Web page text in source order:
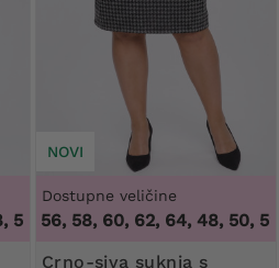
52, 54, 56, 58, 60, 62, 64
NOVI
Dostupne veličine
56, 58, 60, 62, 64, 48, 50, 52,
Crno-siva suknja s